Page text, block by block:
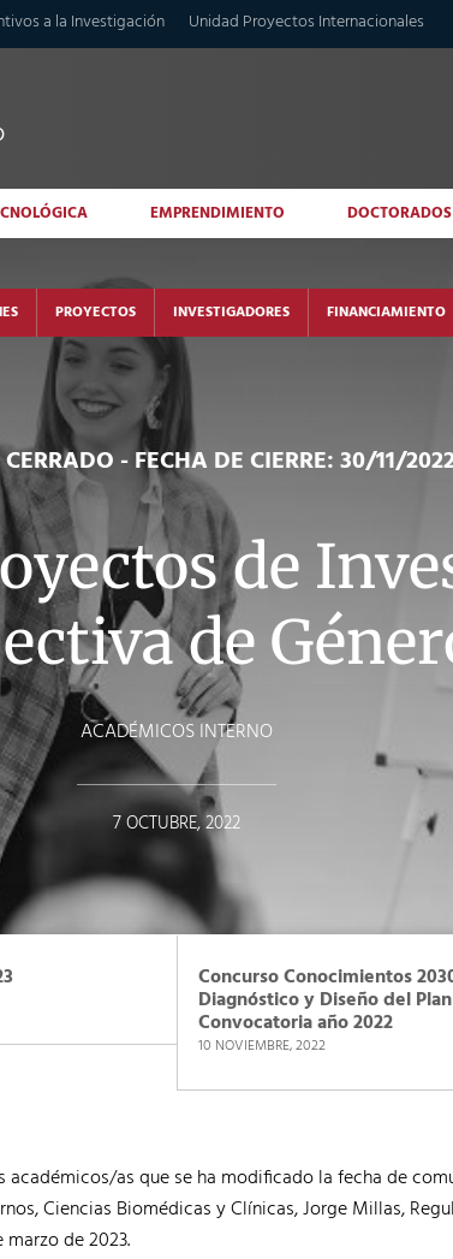
a la Investigación Unidad Proyectos Internacionales
EMPRENDIMIENTO DOCTORADOS
PROYECTOS INVESTIGADORES FINANCIAMIENTO
CERRADO- FECHA DE CIERRE: 30/11/
de
de
ACADÉMICOS INTERNO
7 OCTUBRE, 2022
Concurso Conocimientos
Diagnóstico y Diseño del
Convocatoria año 2022
10 NOVIEMBRE, 2022
académicos/as que se ha modificado la fecha de
Ciencias Biomédicas y Clínicas, Jorge Millas,
de 2023.